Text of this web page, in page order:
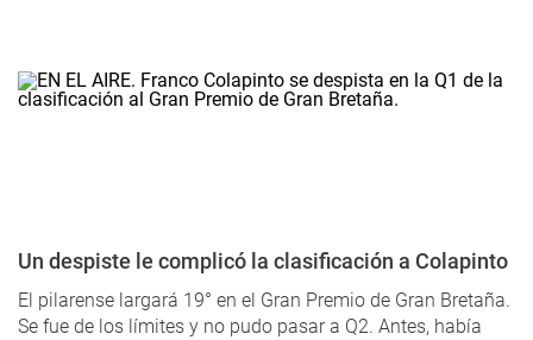
Un despiste le complicó la clasificación a Colapinto
El pilarense largará 19° en el Gran Premio de Gran Bretaña.
Se fue de los límites y no pudo pasar a Q2. Antes, había